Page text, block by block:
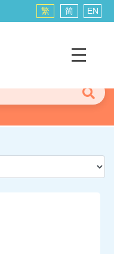
繁 简 EN